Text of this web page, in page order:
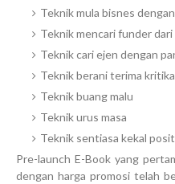
Teknik mula bisnes
Teknik mencari funder dari
Teknik cari ejen dengan
Teknik berani terima
Teknik buang malu
Teknik urus masa
Teknik sentiasa kekal
Pre-launch E-Book yang
dengan harga promosi telah